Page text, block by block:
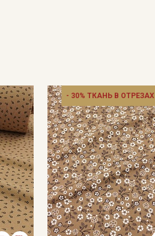
- 30% ТКАНЬ В ОТРЕЗАХ
от
на узкие